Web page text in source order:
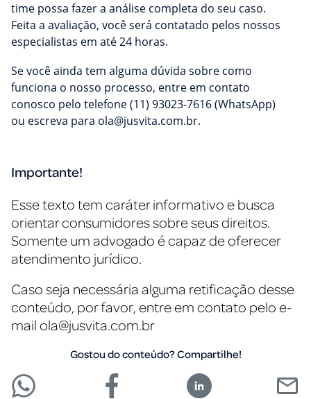
time possa fazer a análise completa do seu caso.
Feita a avaliação, você será contatado pelos nossos
especialistas em até 24 horas.
Se você ainda tem alguma dúvida sobre como
funciona o nosso processo, entre em contato
conosco pelo telefone (11) 93023-7616 (WhatsApp)
ou escreva para ola@jusvita.com.br.
Importante!
Esse texto tem caráter informativo e busca
orientar consumidores sobre seus direitos.
Somente um advogado é capaz de oferecer
atendimento jurídico.
Caso seja necessária alguma retificação desse
conteúdo, por favor, entre em contato pelo e-
mailola@jusvita.com.br
Gostou do conteúdo? Compartilhe!